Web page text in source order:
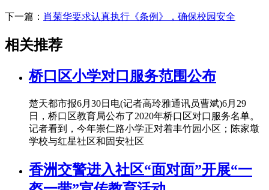
下一篇： 肖菊华要求认真执行《条例》，确保校园安全
相关推荐
桥口区小学对口服务范围公布
楚天都市报6月30日电(记者高玲雅通讯员曹斌)6月29
日，桥口区教育局公布了2020年桥口区对口服务名单。
记者看到，今年崇仁路小学正对着丰竹园小区；陈家墩
学校与红星社区和固安社区
香洲交警进入社区“面对面”开展“一